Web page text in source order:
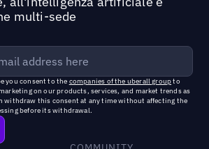
multi-sede
you consent to the companies of the uberall groupto
on our products, services, and market trends as
withdraw this consent at any time without affecting the
before its withdrawal.